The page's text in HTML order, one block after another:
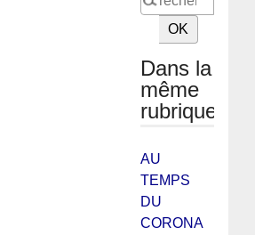
Dans la
même
rubrique
AU
TEMPS
DU
CORONA